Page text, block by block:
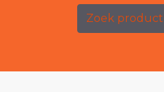
Zoek product